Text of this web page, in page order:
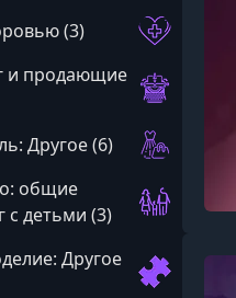
(3)
и продающие
Другое (6)
общие
с детьми (3)
Другое